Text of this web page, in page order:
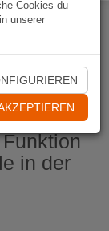
in der
Cookies du
unserer